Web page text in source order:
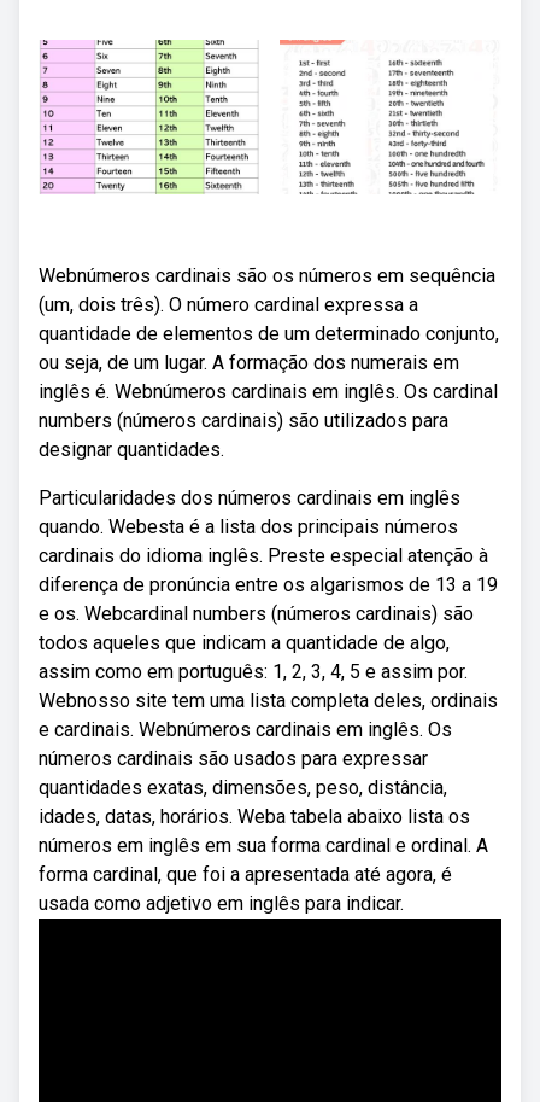
Webnúmeros cardinais são os números em sequência
(um, dois três). O número cardinal expressa a
quantidade de elementos de um determinado conjunto,
ou seja, de um lugar. A formação dos numerais em
inglês é. Webnúmeros cardinais em inglês. Os cardinal
numbers (números cardinais) são utilizados para
designar quantidades.
Particularidades dos números cardinais em inglês
quando. Webesta é a lista dos principais números
cardinais do idioma inglês. Preste especial atenção à
diferença de pronúncia entre os algarismos de 13 a 19
e os. Webcardinal numbers (números cardinais) são
todos aqueles que indicam a quantidade de algo,
assim como em português: 1, 2, 3, 4, 5 e assim por.
Webnosso site tem uma lista completa deles, ordinais
e cardinais. Webnúmeros cardinais em inglês. Os
números cardinais são usados para expressar
quantidades exatas, dimensões, peso, distância,
idades, datas, horários. Weba tabela abaixo lista os
números em inglês em sua forma cardinal e ordinal. A
forma cardinal, que foi a apresentada até agora, é
usada como adjetivo em inglês para indicar.